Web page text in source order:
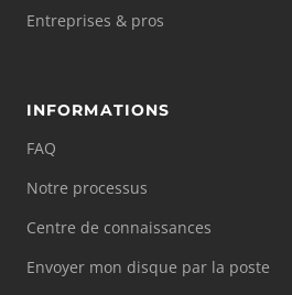
Entreprises & pros
INFORMATIONS
FAQ
Notre processus
Centre de connaissances
Envoyer mon disque par la poste